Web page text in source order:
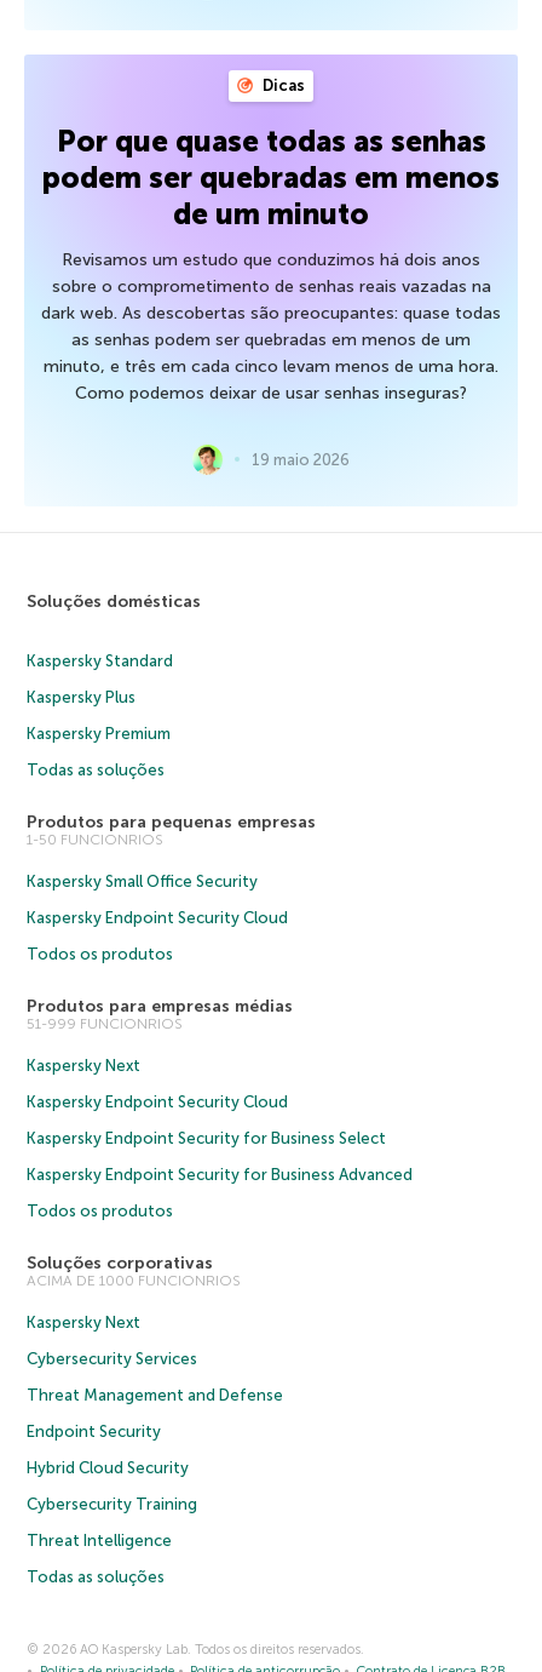
Dicas
Por que quase todas as senhas
podem ser quebradas em menos
de um minuto
Revisamos um estudo que conduzimos há dois anos
sobre o comprometimento de senhas reais vazadas na
dark web. As descobertas são preocupantes: quase todas
as senhas podem ser quebradas em menos de um
minuto, e três em cada cinco levam menos de uma hora.
Como podemos deixar de usar senhas inseguras?
19 maio 2026
Soluções domésticas
Kaspersky Standard
Kaspersky Plus
Kaspersky Premium
Todas as soluções
Produtos para pequenas empresas
1-50 FUNCIONRIOS
Kaspersky Small Office Security
Kaspersky Endpoint Security Cloud
Todos os produtos
Produtos para empresas médias
51-999 FUNCIONRIOS
Kaspersky Next
Kaspersky Endpoint Security Cloud
Kaspersky Endpoint Security for Business Select
Kaspersky Endpoint Security for Business Advanced
Todos os produtos
Soluções corporativas
ACIMA DE 1000 FUNCIONRIOS
Kaspersky Next
Cybersecurity Services
Threat Management and Defense
Endpoint Security
Hybrid Cloud Security
Cybersecurity Training
Threat Intelligence
Todas as soluções
© 2026 AO Kaspersky Lab. Todos os direitos reservados.